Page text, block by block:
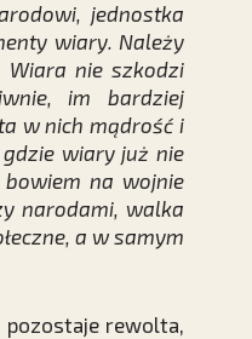
jednostka
wiary. Należy
Wiara nie szkodzi
im bardziej
w nich mądrość i
wiary już nie
na wojnie
narodami, walka
a w samym
pozostaje rewolta,